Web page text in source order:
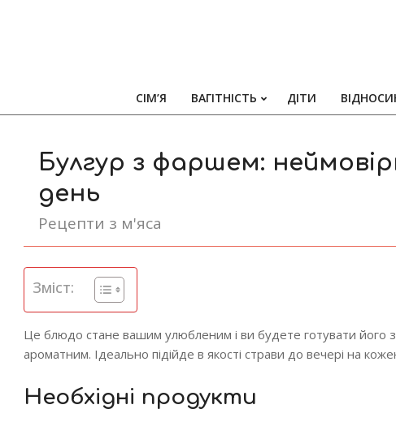
СІМ’Я ВАГІТНІСТЬ ДІТИ
Булгур з фаршем:
день
Рецепти з м'яса
Зміст:
Це блюдо стане вашим улюбленим і ви будете готувати його
ароматним. Ідеально підійде в якості страви до вечері на
Необхідні продукти